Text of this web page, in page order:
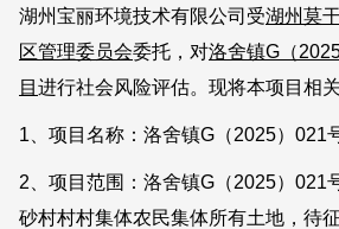
湖州宝丽环境技术有限公司受湖州莫
区管理委员会委托，对洛舍镇G（
目 进行社会风险评估。现将本项目相
1、项目名称：洛舍镇G（2025）021
2、项目范围：洛舍镇G（2025）021
砂村村村集体农民集体所有土地，待